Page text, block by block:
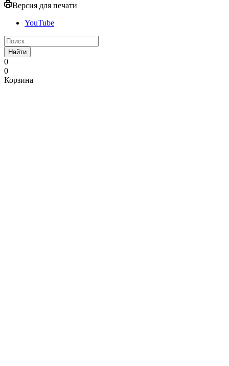
Версия для печати
YouTube
Найти
0
0
Корзина